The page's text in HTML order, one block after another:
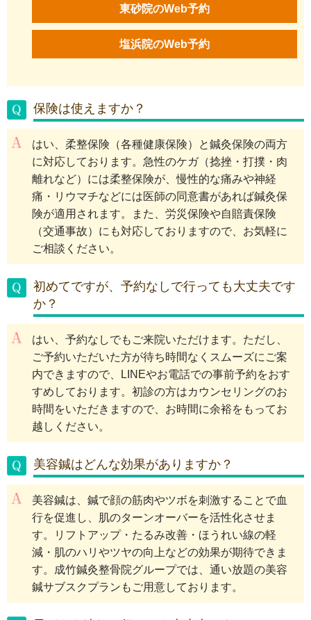
東砂院のWeb予約
塩浜院のWeb予約
保険は使えますか？
はい、柔整保険（各種健康保険）と鍼灸保険の両方
に対応しております。急性のケガ（捻挫・打撲・肉
離れなど）には柔整保険が、慢性的な痛みや神経
痛・リウマチなどには医師の同意書があれば鍼灸保
険が適用されます。また、労災保険や自賠責保険
（交通事故）にも対応しておりますので、お気軽に
ご相談ください。
初めてですが、予約なしで行っても大丈夫です
か？
はい、予約なしでもご来院いただけます。ただし、
ご予約いただいた方が待ち時間なくスムーズにご案
内できますので、LINEやお電話での事前予約をおす
すめしております。初診の方はカウンセリングのお
時間をいただきますので、お時間に余裕をもってお
越しください。
美容鍼はどんな効果がありますか？
美容鍼は、鍼で顔の筋肉やツボを刺激することで血
行を促進し、肌のターンオーバーを活性化させま
す。リフトアップ・たるみ改善・ほうれい線の軽
減・肌のハリやツヤの向上などの効果が期待できま
す。成竹鍼灸整骨院グループでは、通い放題の美容
鍼サブスクプランもご用意しております。